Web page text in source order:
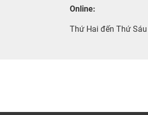
Online:
Thứ Hai đến Thứ